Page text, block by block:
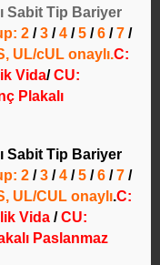
Sabit Tip Bariyer
2 /3 /4 /5 /6 /7 /
UL/cUL onaylı.C:
Vida/CU:
Plakalı
Sabit Tip Bariyer
2 /3 /4 /5 /6 /7 /
UL/CUL onaylı.C:
Vida /CU:
Paslanmaz